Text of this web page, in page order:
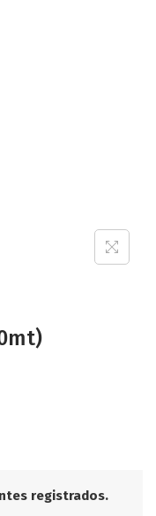
registrados.